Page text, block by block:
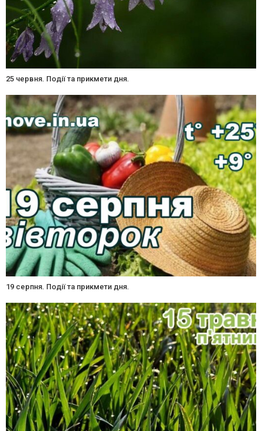
25 червня. Події та прикмети дня.
19 серпня. Події та прикмети дня.